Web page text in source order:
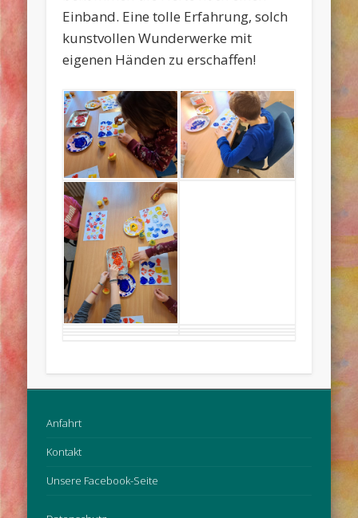
Einband. Eine tolle Erfahrung, solch
kunstvollen Wunderwerke mit
eigenen Händen zu erschaffen!
Anfahrt
Kontakt
Unsere Facebook-Seite